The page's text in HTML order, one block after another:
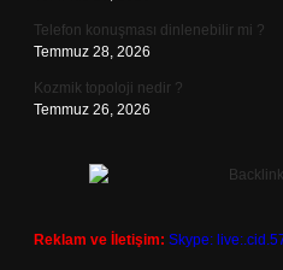
Telefon konuşması dinlenebilir mi ?
Temmuz 28, 2026
Kozmik topoloji nedir ?
Temmuz 26, 2026
Reklam ve İletişim: Skype: